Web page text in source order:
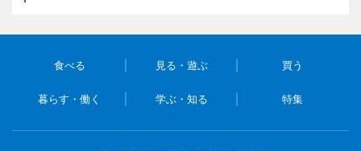
食べる 見る・遊ぶ 買う
暮らす・働く 学ぶ・知る 特集